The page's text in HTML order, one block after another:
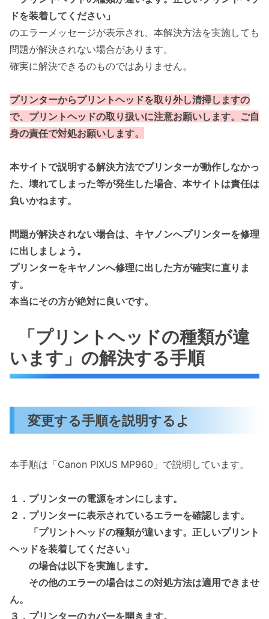
ドを装着してください」
のエラーメッセージが表示され、本解決方法を実施しても
問題が解決されない場合があります。
確実に解決できるのものではありません。
プリンターからプリントヘッドを取り外し清掃しますの
で、プリントヘッドの取り扱いに注意お願いします。ご自
身の責任で対処お願いします。
本サイトで説明する解決方法でプリンターが動作しなかっ
た、壊れてしまった等が発生した場合、本サイトは責任は
負いかねます。
問題が解決されない場合は、キヤノンへプリンターを修理
に出しましょう。
プリンターをキヤノンへ修理に出した方が確実に直りま
す。
本当にその方が絶対に良いです。
「プリントヘッドの種類が違
います」の解決する手順
変更する手順を説明するよ
本手順は「Canon PIXUS MP960」で説明しています。
１．プリンターの電源をオンにします。
２．プリンターに表示されているエラーを確認します。
「プリントヘッドの種類が違います。正しいプリント
ヘッドを装着してください」
の場合は以下を実施します。
その他のエラーの場合はこの対処方法は適用できませ
ん。
３．プリンターのカバーを開きます。